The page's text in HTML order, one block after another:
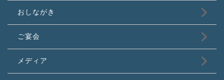
おしながき
ご宴会
メディア